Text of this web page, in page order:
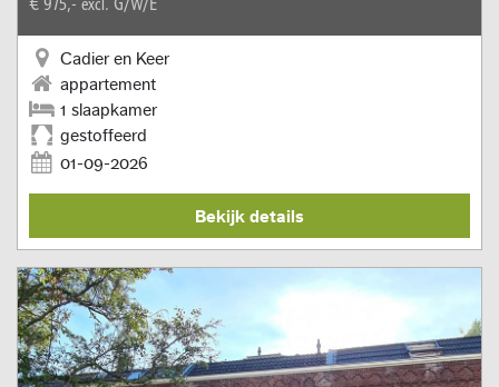
Cadier en Keer
appartement
1 slaapkamer
gestoffeerd
01-09-2026
Bekijk details